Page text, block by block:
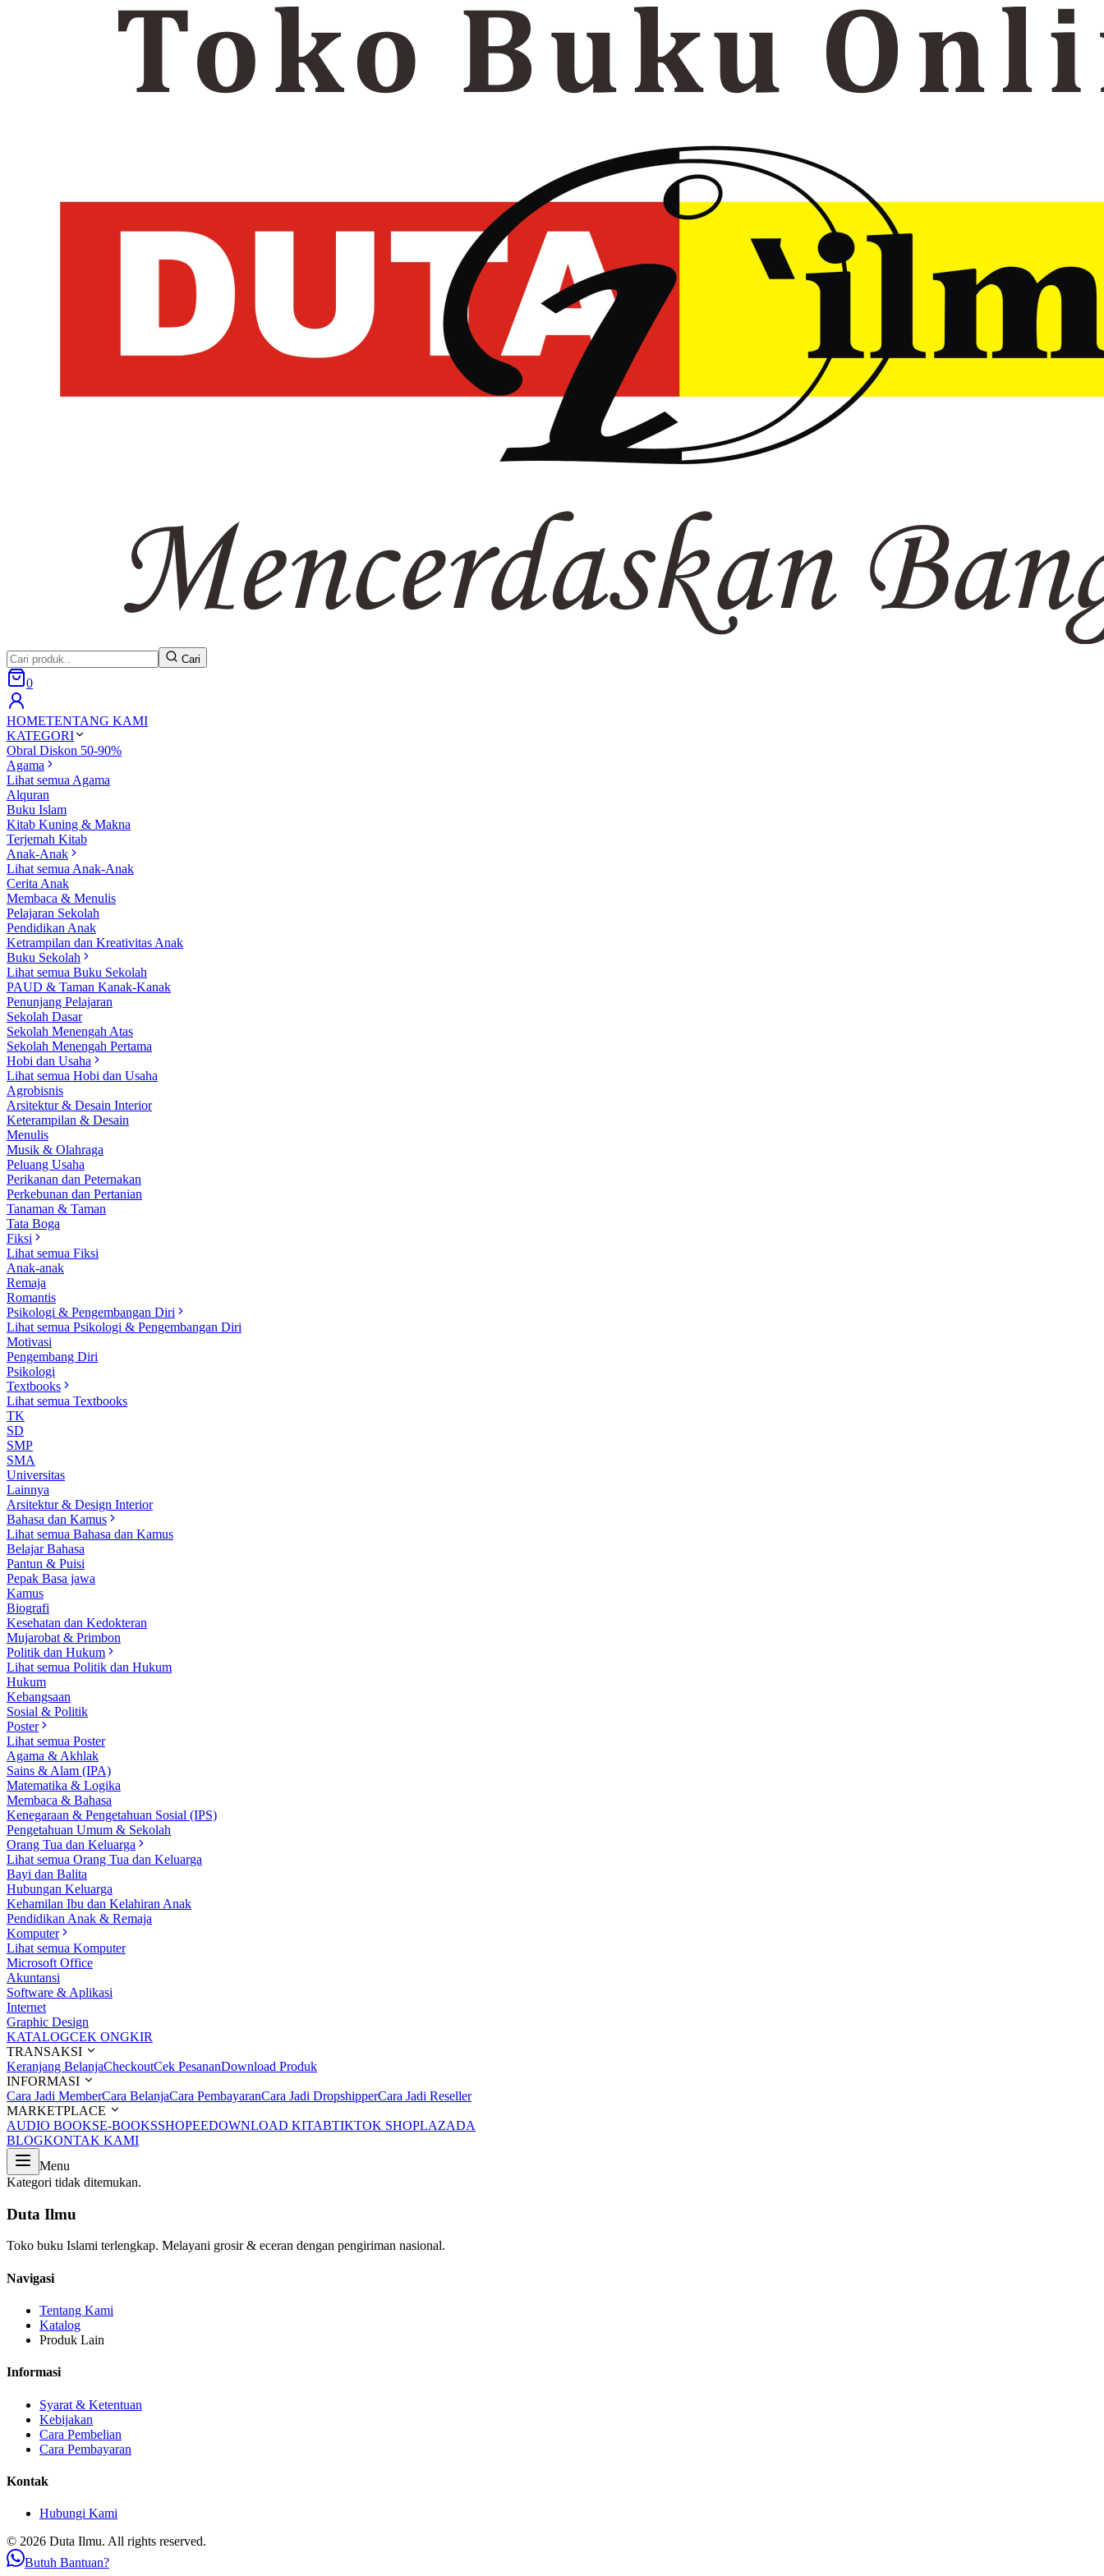
Cari
0
HOMETENTANG KAMI
KATEGORI
Obral Diskon 50-90%
Agama
Lihat semua Agama
Alquran
Buku Islam
Kitab Kuning & Makna
Terjemah Kitab
Anak-Anak
Lihat semua Anak-Anak
Cerita Anak
Membaca & Menulis
Pelajaran Sekolah
Pendidikan Anak
Ketrampilan dan Kreativitas Anak
Buku Sekolah
Lihat semua Buku Sekolah
PAUD & Taman Kanak-Kanak
Penunjang Pelajaran
Sekolah Dasar
Sekolah Menengah Atas
Sekolah Menengah Pertama
Hobi dan Usaha
Lihat semua Hobi dan Usaha
Agrobisnis
Arsitektur & Desain Interior
Keterampilan & Desain
Menulis
Musik & Olahraga
Peluang Usaha
Perikanan dan Peternakan
Perkebunan dan Pertanian
Tanaman & Taman
Tata Boga
Fiksi
Lihat semua Fiksi
Anak-anak
Remaja
Romantis
Psikologi & Pengembangan Diri
Lihat semua Psikologi & Pengembangan Diri
Motivasi
Pengembang Diri
Psikologi
Textbooks
Lihat semua Textbooks
TK
SD
SMP
SMA
Universitas
Lainnya
Arsitektur & Design Interior
Bahasa dan Kamus
Lihat semua Bahasa dan Kamus
Belajar Bahasa
Pantun & Puisi
Pepak Basa jawa
Kamus
Biografi
Kesehatan dan Kedokteran
Mujarobat & Primbon
Politik dan Hukum
Lihat semua Politik dan Hukum
Hukum
Kebangsaan
Sosial & Politik
Poster
Lihat semua Poster
Agama & Akhlak
Sains & Alam (IPA)
Matematika & Logika
Membaca & Bahasa
Kenegaraan & Pengetahuan Sosial (IPS)
Pengetahuan Umum & Sekolah
Orang Tua dan Keluarga
Lihat semua Orang Tua dan Keluarga
Bayi dan Balita
Hubungan Keluarga
Kehamilan Ibu dan Kelahiran Anak
Pendidikan Anak & Remaja
Komputer
Lihat semua Komputer
Microsoft Office
Akuntansi
Software & Aplikasi
Internet
Graphic Design
KATALOGCEK ONGKIR
TRANSAKSI
Keranjang BelanjaCheckoutCek PesananDownload Produk
INFORMASI
Cara Jadi MemberCara BelanjaCara PembayaranCara Jadi DropshipperCara Jadi Reseller
MARKETPLACE
AUDIO BOOKSE-BOOKSSHOPEEDOWNLOAD KITABTIKTOK SHOPLAZADA
BLOGKONTAK KAMI
Menu
Kategori tidak ditemukan.
Duta Ilmu
Toko buku Islami terlengkap. Melayani grosir & eceran dengan pengiriman nasional.
Navigasi
Tentang Kami
Katalog
Produk Lain
Informasi
Syarat & Ketentuan
Kebijakan
Cara Pembelian
Cara Pembayaran
Kontak
Hubungi Kami
© 2026 Duta Ilmu. All rights reserved.
Butuh Bantuan?